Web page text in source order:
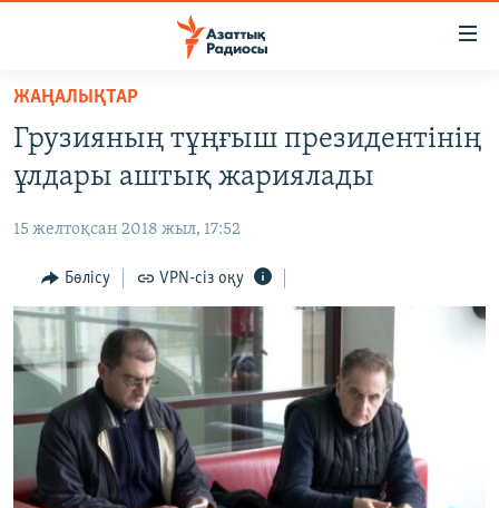
Skip
main
content
Skip
to
Navigation
Skip
Search
САЯСАТ
AZATTYQTV
ҚАҢТАР ОҚИҒАСЫ
АДАМ ҚҰҚЫҚТАРЫ
ӘЛЕУМЕТ
ӘЛЕМ
АРНАЙЫ ЖОБАЛАР
Русский
ЖАҢАЛЫҚТАР
Грузияның тұңғыш президентінің
ұлдары аштық жариялады
15 желтоқсан 2018 жыл, 17:52
Бөлісу VPN-сіз оқу